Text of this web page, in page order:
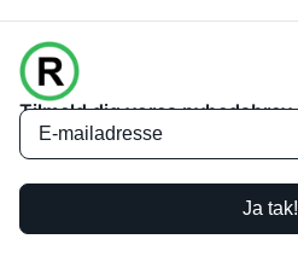
Tilmeld dig vores nyhedsbrev
Ja tak!